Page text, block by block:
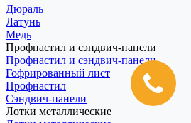
Дюраль
Латунь
Медь
Профнастил и сэндвич-панели
Профнастил и сэндвич-панели
Гофрированный лист
Профнастил
Сэндвич-панели
Лотки металлические